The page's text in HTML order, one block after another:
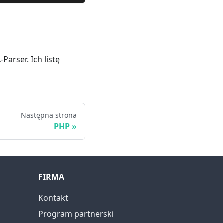
Ich listę
Następna strona
PHP
FIRMA
Kontakt
Program partnerski